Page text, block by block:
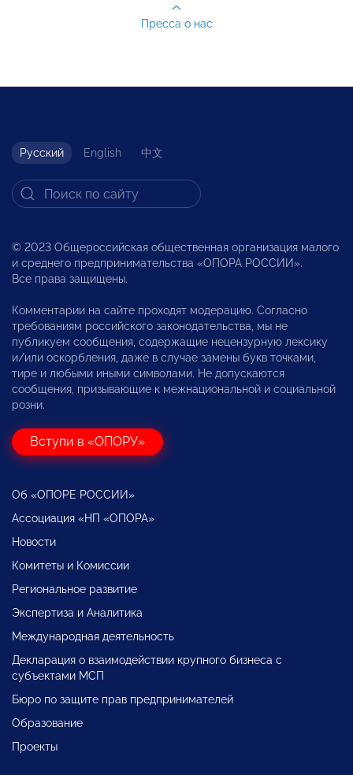
Пресса о нас
Русский English 中文
© 2023 Общероссийская общественная организация малого
и среднего предпринимательства «ОПОРА РОССИИ».
Все права защищены.
Комментарии на сайте проходят модерацию. Согласно
требованиям российского законодательства, мы не
публикуем сообщения, содержащие нецензурную лексику
и/или оскорбления, даже в случае замены букв точками,
тире и любыми иными символами. Не допускаются
сообщения, призывающие к межнациональной и социальной
розни.
Вступи в «ОПОРУ»
Об «ОПОРЕ РОССИИ»
Ассоциация «НП «ОПОРА»
Новости
Комитеты и Комиссии
Региональное развитие
Экспертиза и Аналитика
Международная деятельность
Декларация о взаимодействии крупного бизнеса с
субъектами МСП
Бюро по защите прав предпринимателей
Образование
Проекты